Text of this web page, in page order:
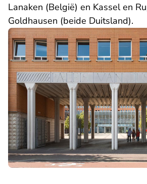
Lanaken (België) en Kassel en
Goldhausen (beide Duitsland).